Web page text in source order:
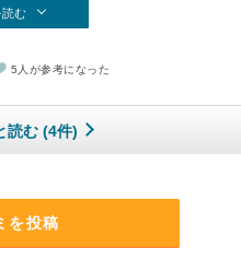
む
5人が参考になった
読む (4件)
を投稿